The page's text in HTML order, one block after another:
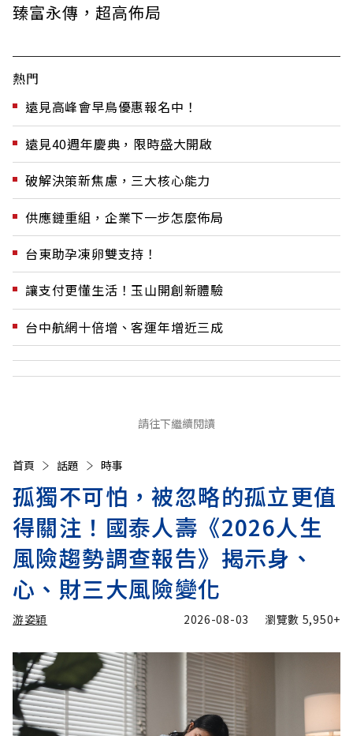
臻富永傳，超高佈局
熱門
遠見高峰會早鳥優惠報名中！
遠見40週年慶典，限時盛大開啟
破解決策新焦慮，三大核心能力
供應鏈重組，企業下一步怎麼佈局
台東助孕凍卵雙支持！
讓支付更懂生活！玉山開創新體驗
台中航網十倍增、客運年增近三成
請往下繼續閱讀
首頁 話題 時事
孤獨不可怕，被忽略的孤立更值
得關注！國泰人壽《2026人生
風險趨勢調查報告》揭示身、
心、財三大風險變化
游姿穎 2026-08-03 瀏覽數 5,950+